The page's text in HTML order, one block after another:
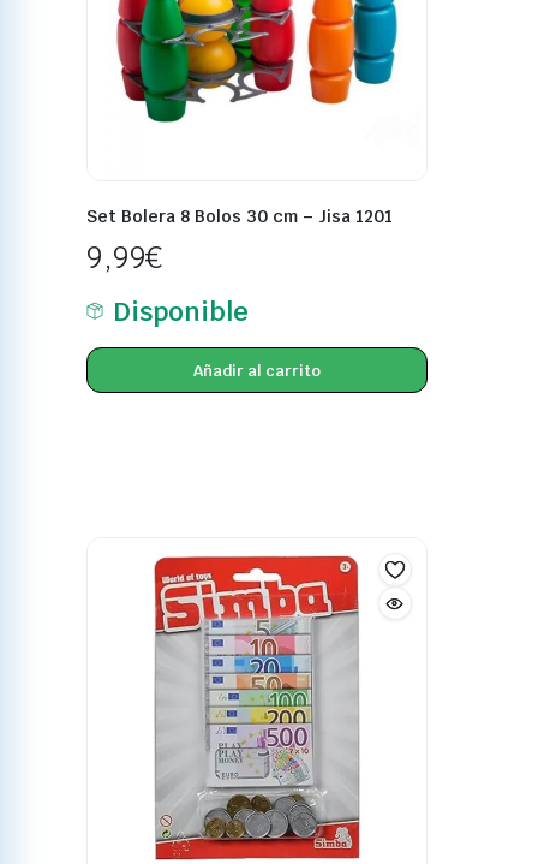
Set Bolera 8 Bolos 30 cm – Jisa 1201
9,99€
Disponible
Añadir al carrito